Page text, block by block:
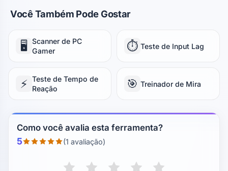
Você Também Pode Gostar
🖥️
Scanner de PC
Gamer
⏱️ Teste de Input Lag
⚡ Teste de Tempo de
Reação
🎯 Treinador de Mira
Como você avalia esta ferramenta?
5 (1 avaliação)